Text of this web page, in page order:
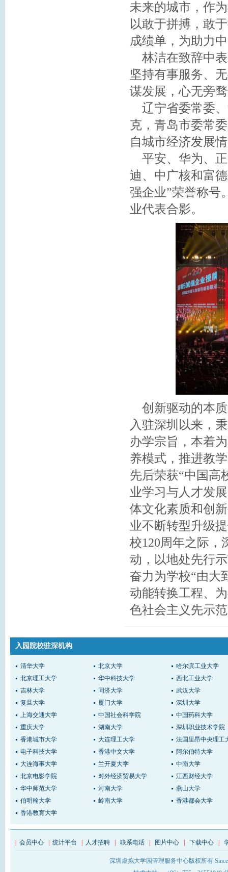
未来的城市，作
以敢于拼搏，敢
成绩单，为助力
林洁在致辞中表
坚持有事服务、
谋发展，心无旁
辽宁省委常委、
克，青岛市委常
自城市经济发展
平安、华为、正
迪、中广核和富
强企业”荣誉称号
业代表合影。
创新驱动的本质
入驻深圳以来，
办学宗旨，本着
养模式，推进教
先后荣获“中国高
业学习与人才发
体文化素质和创
业不断转型升级
校120周年之际，
动，以地处先行
奋力为学校“由大
动能转换工程、
色社会主义先示
入园院校驻深机构
清华大学 北京大学
哈尔滨工业大学
北京理工大学
华中科技大学
西北工业大学
吉林大学
同济大学
武汉大学
复旦大学
厦门大学
深圳大学
上海交通大学
中国社会科学院
中国药科大学
重庆大学
湖南大学
深圳职业技术学院
香港城市大学
大连理工大学
法国里昂中央理工
电子科技大学
香港中文大学
阿尔伯特大学
大连海事大学
兰开夏大学
中南大学
北京电影学院
对外经济贸易大学
江西财经大学
华中师范大学
河南大学
燕山大学
伯明翰大学
岭南大学
香港都会大学
香港教育大学
会员中心 统计平台 人才招聘 联系电话 图片中心 下载中心
深圳虚拟大学园管理服务中心版权所有